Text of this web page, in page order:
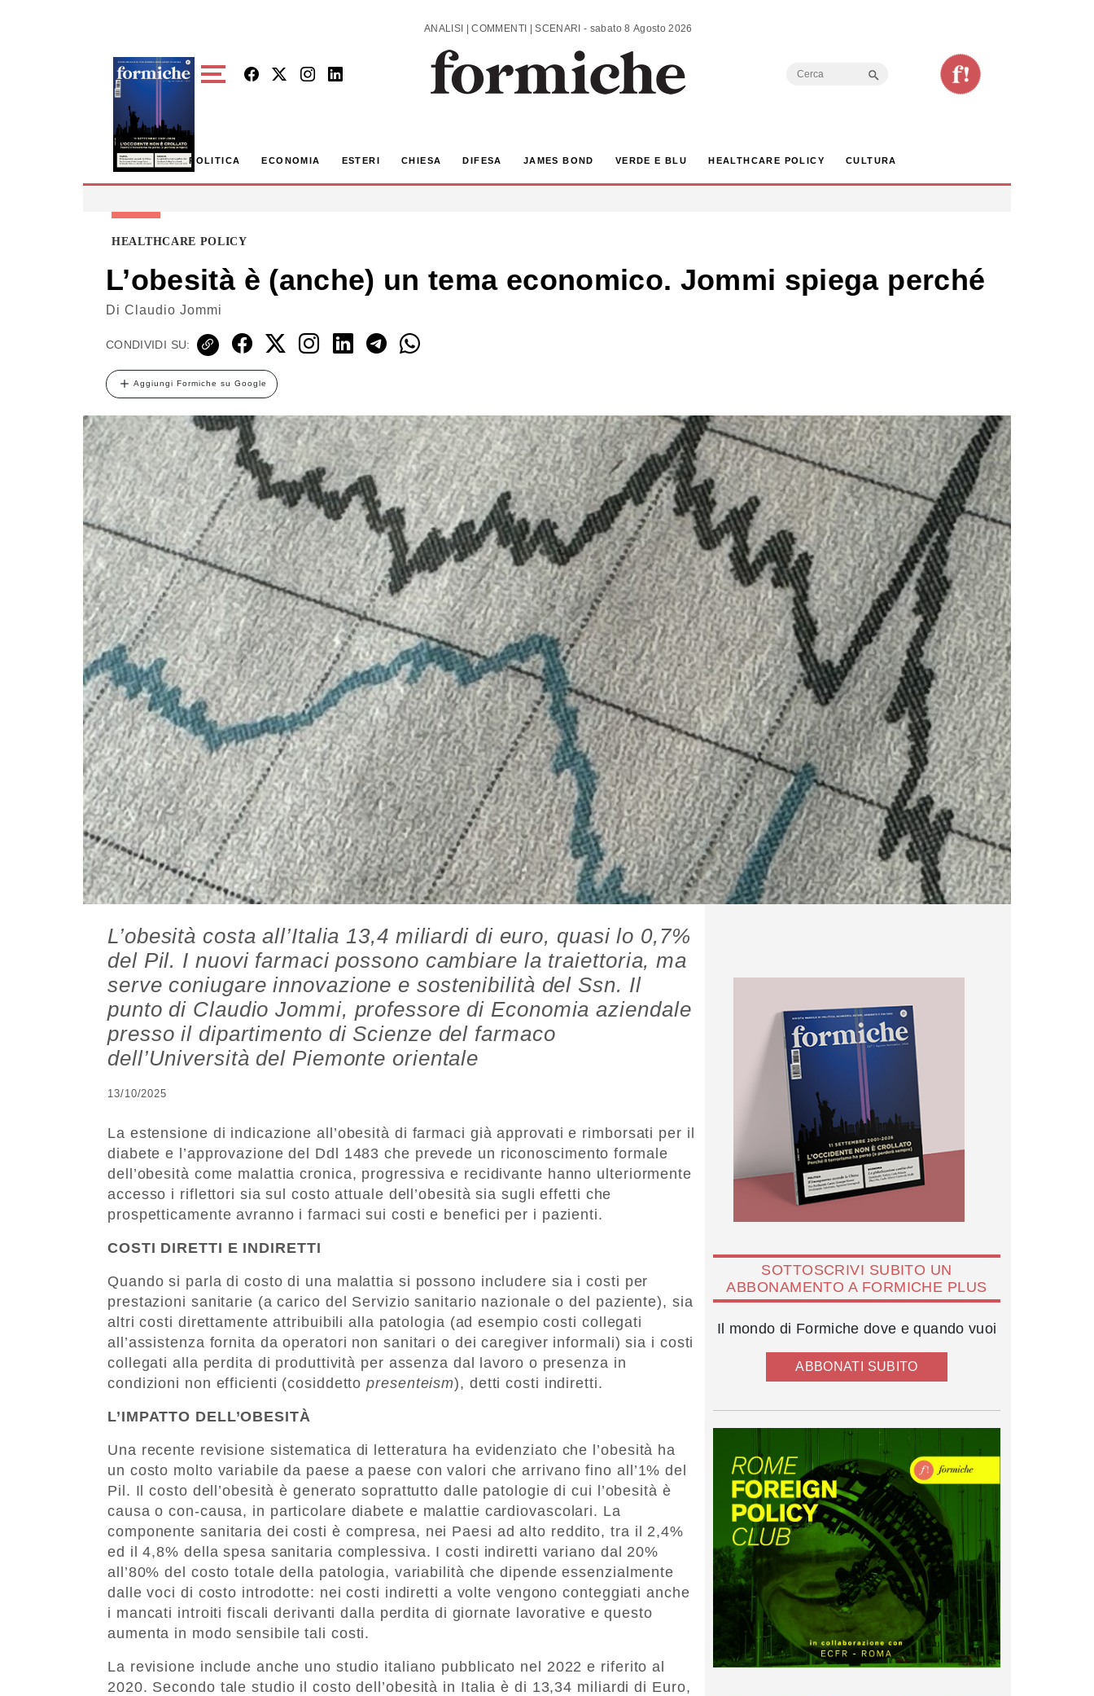
ANALISI | COMMENTI | SCENARI - sabato 8 Agosto 2026
Search
POLITICA ECONOMIA ESTERI CHIESA DIFESA JAMES BOND VERDE E BLU HEALTHCARE POLICY CULTURA
HEALTHCARE POLICY
L’obesità è (anche) un tema economico. Jommi spiega perché
Di Claudio Jommi
CONDIVIDI SU:
Aggiungi Formiche su Google
L’obesità costa all’Italia 13,4 miliardi di euro, quasi lo 0,7%
del Pil. I nuovi farmaci possono cambiare la traiettoria, ma
serve coniugare innovazione e sostenibilità del Ssn. Il
punto di Claudio Jommi, professore di Economia aziendale
presso il dipartimento di Scienze del farmaco
dell’Università del Piemonte orientale
13/10/2025
La estensione di indicazione all’obesità di farmaci già approvati e rimborsati per il
diabete e l’approvazione del Ddl 1483 che prevede un riconoscimento formale
dell’obesità come malattia cronica, progressiva e recidivante hanno ulteriormente
accesso i riflettori sia sul costo attuale dell’obesità sia sugli effetti che
prospetticamente avranno i farmaci sui costi e benefici per i pazienti.
COSTI DIRETTI E INDIRETTI
Quando si parla di costo di una malattia si possono includere sia i costi per
prestazioni sanitarie (a carico del Servizio sanitario nazionale o del paziente), sia
altri costi direttamente attribuibili alla patologia (ad esempio costi collegati
all’assistenza fornita da operatori non sanitari o dei caregiver informali) sia i costi
collegati alla perdita di produttività per assenza dal lavoro o presenza in
condizioni non efficienti (cosiddettopresenteism), detti costi indiretti.
L’IMPATTO DELL’OBESITÀ
Una recente revisione sistematica di letteratura ha evidenziato che l’obesità ha
un costo molto variabile da paese a paese con valori che arrivano fino all’1% del
Pil. Il costo dell’obesità è generato soprattutto dalle patologie di cui l’obesità è
causa o con-causa, in particolare diabete e malattie cardiovascolari. La
componente sanitaria dei costi è compresa, nei Paesi ad alto reddito, tra il 2,4%
ed il 4,8% della spesa sanitaria complessiva. I costi indiretti variano dal 20%
all’80% del costo totale della patologia, variabilità che dipende essenzialmente
dalle voci di costo introdotte: nei costi indiretti a volte vengono conteggiati anche
i mancati introiti fiscali derivanti dalla perdita di giornate lavorative e questo
aumenta in modo sensibile tali costi.
La revisione include anche uno studio italiano pubblicato nel 2022 e riferito al
2020. Secondo tale studio il costo dell’obesità in Italia è di 13,34 miliardi di Euro,
SOTTOSCRIVI SUBITO UN
ABBONAMENTO A FORMICHE PLUS
Il mondo di Formiche dove e quando vuoi
ABBONATI SUBITO